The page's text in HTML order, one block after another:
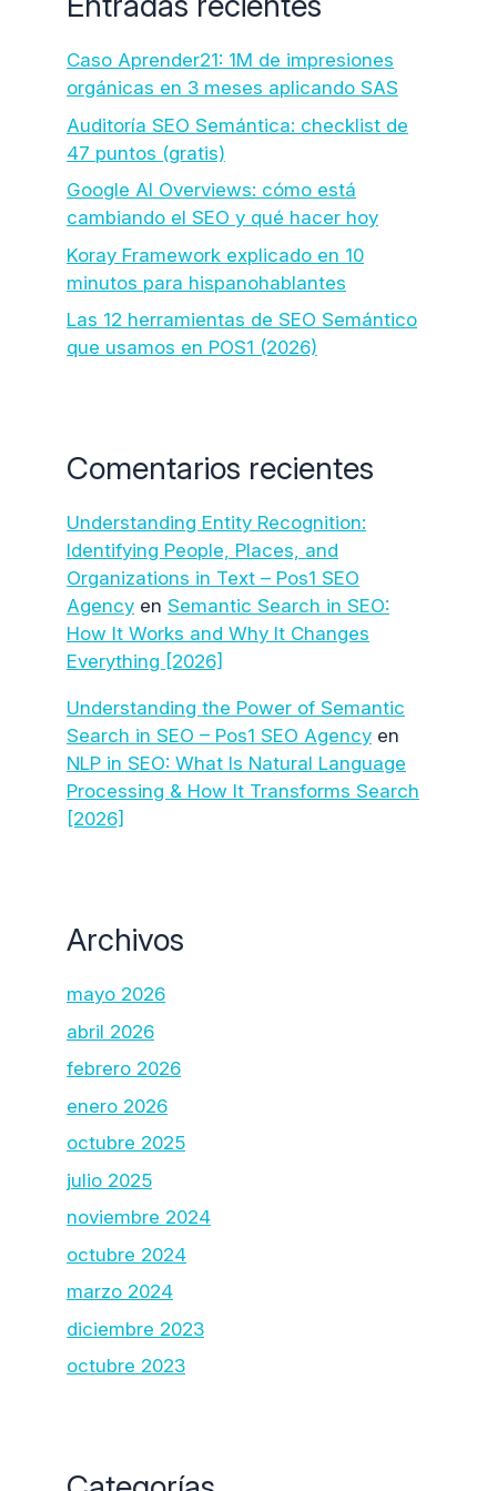
Caso Aprender21: 1M de impresiones
orgánicas en 3 meses aplicando SAS
Auditoría SEO Semántica: checklist de
47 puntos (gratis)
Google AI Overviews: cómo está
cambiando el SEO y qué hacer hoy
Koray Framework explicado en 10
minutos para hispanohablantes
Las 12 herramientas de SEO Semántico
que usamos en POS1 (2026)
Comentarios recientes
Understanding Entity Recognition:
Identifying People, Places, and
Organizations in Text – Pos1 SEO
Agency en Semantic Search in SEO:
How It Works and Why It Changes
Everything [2026]
Understanding the Power of Semantic
Search in SEO – Pos1 SEO Agency en
NLP in SEO: What Is Natural Language
Processing & How It Transforms Search
[2026]
Archivos
mayo 2026
abril 2026
febrero 2026
enero 2026
octubre 2025
julio 2025
noviembre 2024
octubre 2024
marzo 2024
diciembre 2023
octubre 2023